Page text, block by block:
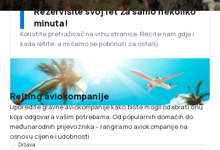
Rezervišite svoj let za samo nekoliko
minuta!
Koristite pretraživač na vrhu stranice. Recite nam gdje i
kada letite, a mi ćemo se pobrinuti za ostalo.
Rejting aviokompanije
Uporedite glavne aviokompanije kako biste mogli odabrati onu
koja odgovara vašim potrebama. Od popularnih domaćih do
međunarodnih prijevoznika - rangiramo aviokompanije na
osnovu cijene i udobnosti.
Država